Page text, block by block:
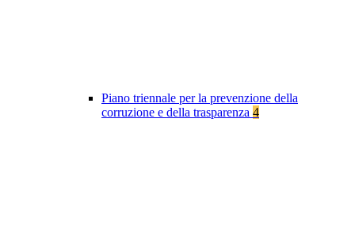
Piano triennale per la prevenzione della
corruzione e della trasparenza 4